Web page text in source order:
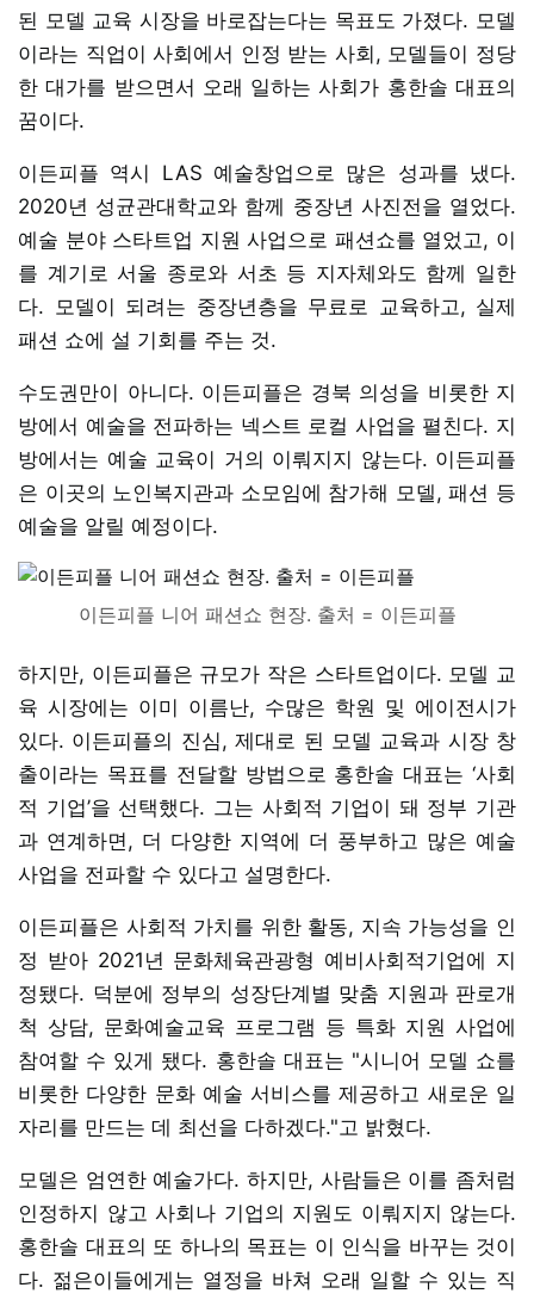
된 모델 교육 시장을 바로잡는다는 목표도 가졌다. 모델
이라는 직업이 사회에서 인정 받는 사회, 모델들이 정당
한 대가를 받으면서 오래 일하는 사회가 홍한솔 대표의
꿈이다.
이든피플 역시 LAS 예술창업으로 많은 성과를 냈다.
2020년 성균관대학교와 함께 중장년 사진전을 열었다.
예술 분야 스타트업 지원 사업으로 패션쇼를 열었고, 이
를 계기로 서울 종로와 서초 등 지자체와도 함께 일한
다. 모델이 되려는 중장년층을 무료로 교육하고, 실제
패션 쇼에 설 기회를 주는 것.
수도권만이 아니다. 이든피플은 경북 의성을 비롯한 지
방에서 예술을 전파하는 넥스트 로컬 사업을 펼친다. 지
방에서는 예술 교육이 거의 이뤄지지 않는다. 이든피플
은 이곳의 노인복지관과 소모임에 참가해 모델, 패션 등
예술을 알릴 예정이다.
이든피플 니어 패션쇼 현장. 출처 = 이든피플
하지만, 이든피플은 규모가 작은 스타트업이다. 모델 교
육 시장에는 이미 이름난, 수많은 학원 및 에이전시가
있다. 이든피플의 진심, 제대로 된 모델 교육과 시장 창
출이라는 목표를 전달할 방법으로 홍한솔 대표는 ‘사회
적 기업’을 선택했다. 그는 사회적 기업이 돼 정부 기관
과 연계하면, 더 다양한 지역에 더 풍부하고 많은 예술
사업을 전파할 수 있다고 설명한다.
이든피플은 사회적 가치를 위한 활동, 지속 가능성을 인
정 받아 2021년 문화체육관광형 예비사회적기업에 지
정됐다. 덕분에 정부의 성장단계별 맞춤 지원과 판로개
척 상담, 문화예술교육 프로그램 등 특화 지원 사업에
참여할 수 있게 됐다. 홍한솔 대표는 "시니어 모델 쇼를
비롯한 다양한 문화 예술 서비스를 제공하고 새로운 일
자리를 만드는 데 최선을 다하겠다."고 밝혔다.
모델은 엄연한 예술가다. 하지만, 사람들은 이를 좀처럼
인정하지 않고 사회나 기업의 지원도 이뤄지지 않는다.
홍한솔 대표의 또 하나의 목표는 이 인식을 바꾸는 것이
다. 젊은이들에게는 열정을 바쳐 오래 일할 수 있는 직